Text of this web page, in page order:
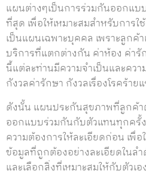
แผนต่างๆเป็นการร่วมกันออกแบ
ที่สุด เพื่อให้เหมาะสมสำหรับการ
เป็นแผนเฉพาะบุคคล เพราะลูก
บริการที่แตกต่างกัน ค่าห้อง ค่ารั
นี้แต่ละท่านมีความจำเป็นและคว
กังวลค่ารักษา กังวลเรื่องโรคร้ายแ
ดังนั้น แผนประกันสุขภาพที่ลูกค้า
ออกแบบร่วมกันกับตัวแทนทุกครั้
ความต้องการให้ละเอียดก่อน เพื่
ข้อมูลที่ถูกต้องอย่างละเอียดในล
และเลือกสิ่งที่เหมาะสมให้กับตัวเ